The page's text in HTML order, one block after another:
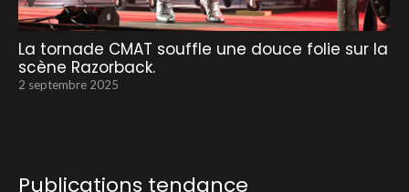
La tornade CMAT souffle une douce folie sur la
scène Razorback.
2 septembre 2025
Publications tendance